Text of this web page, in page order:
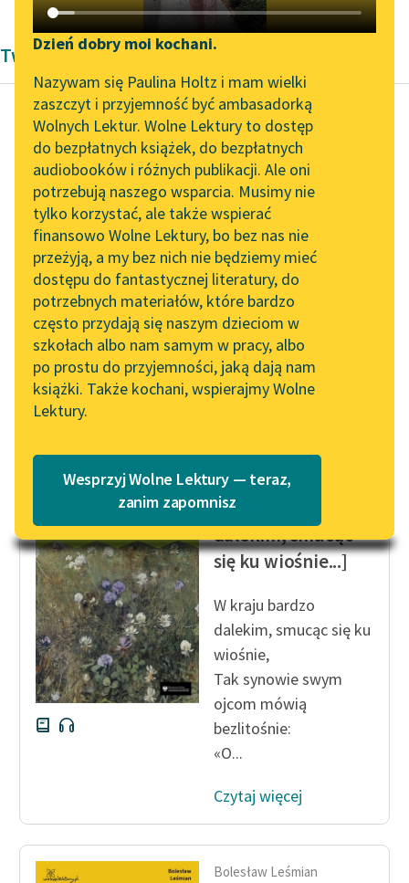
Katalog DAISY
Podkasty o książkach
Zgłoś brak utworu
Aktualności
Zapraszamy na spotkanie
online z tłumaczkami
literatury skandynawskiej
Spotkanie z Katarzyną
Tunkiel w Oslo
Wolne Lektury na 32.
Pol’and’Rock Festivalu
„Kochanek Lady
Chatterley” do słuchania
na Wolnych Lekturach
Nowy audiobook –
„Marzenie o Oriencie”
Lektury szkolne i klasyka
literatury do słuchania dla
uczennic i uczniów z
niepełnosprawnościami
E-kolekcja lektur
szkolnych i literatury do
słuchania dla uczennic i
niepełnosprawnościami
Ręce pełne poezji
Narzędzia
Mapa Wolnych Lektur
Leśmianator
Przewodnik dla piszących i
czytających
API
OAI-PMH
Widget Wolnych Lektur
Przypisy
Katalog w formacie PDF
Dzień dobry moi kochani.
Nazywam się Paulina Holtz i mam wielki
zaszczyt i przyjemność być ambasadorką
Wolnych Lektur. Wolne Lektury to dostęp
do bezpłatnych książek, do bezpłatnych
audiobooków i różnych publikacji. Ale oni
potrzebują naszego wsparcia. Musimy nie
tylko korzystać, ale także wspierać
finansowo Wolne Lektury, bo bez nas nie
przeżyją, a my bez nich nie będziemy mieć
dostępu do fantastycznej literatury, do
potrzebnych materiałów, które bardzo
często przydają się naszym dzieciom w
szkołach albo nam samym w pracy, albo
po prostu do przyjemności, jaką dają nam
książki. Także kochani, wspierajmy Wolne
Lektury.
Wesprzyj Wolne Lektury — teraz,
zanim zapomnisz
Twórczość Bolesława Leśmiana
Bolesław Leśmian
[Już czas ukochać
w sadzie...]
Już czas ciułać okruchy
ostatniego znoju
W ubogich
złocistościach zlękłego
pokoju,
I skroń złożyć w...
Bolesław Leśmian
[W kraju bardzo
dalekim, smucąc
się ku wiośnie...]
W kraju bardzo
dalekim, smucąc się ku
wiośnie,
Tak synowie swym
ojcom mówią
bezlitośnie:
«O...
Czytaj więcej
Bolesław Leśmian